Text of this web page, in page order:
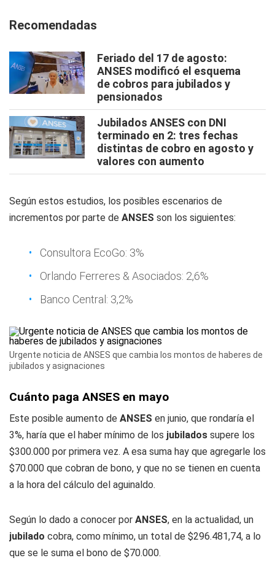
Recomendadas
Feriado del 17 de agosto:
ANSES modificó el esquema
de cobros para jubilados y
pensionados
Jubilados ANSES con DNI
terminado en 2: tres fechas
distintas de cobro en agosto y
valores con aumento
Según estos estudios, los posibles escenarios de
incrementos por parte de ANSES son los siguientes:
Consultora EcoGo: 3%
Orlando Ferreres & Asociados: 2,6%
Banco Central: 3,2%
Urgente noticia de ANSES que cambia los montos de haberes de
jubilados y asignaciones
Cuánto paga ANSES en mayo
Este posible aumento de ANSES en junio, que rondaría el
3%, haría que el haber mínimo de los jubilados supere los
$300.000 por primera vez. A esa suma hay que agregarle los
$70.000 que cobran de bono, y que no se tienen en cuenta
a la hora del cálculo del aguinaldo.
Según lo dado a conocer por ANSES, en la actualidad, un
jubilado cobra, como mínimo, un total de $296.481,74, a lo
que se le suma el bono de $70.000.